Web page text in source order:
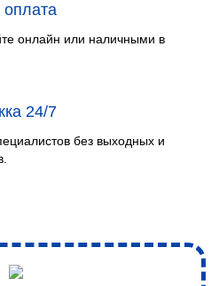
онлайн или наличными в
24/7
без выходных и
И ЗАМЕР